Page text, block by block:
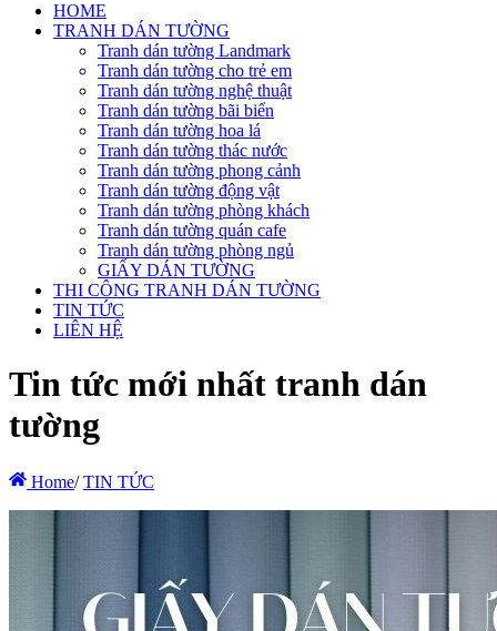
HOME
TRANH DÁN TƯỜNG
Tranh dán tường Landmark
Tranh dán tường cho trẻ em
Tranh dán tường nghệ thuật
Tranh dán tường bãi biển
Tranh dán tường hoa lá
Tranh dán tường thác nước
Tranh dán tường phong cảnh
Tranh dán tường động vật
Tranh dán tường phòng khách
Tranh dán tường quán cafe
Tranh dán tường phòng ngủ
GIẤY DÁN TƯỜNG
THI CÔNG TRANH DÁN TƯỜNG
TIN TỨC
LIÊN HỆ
Tin tức mới nhất tranh dán
tường
Home/ TIN TỨC